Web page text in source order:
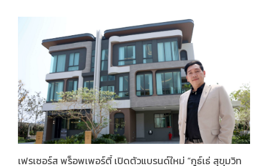
เฟรเซอร์ส พร็อพเพอร์ตี้ เปิดตัวแบรนด์ใหม่ “กูธ์เธ่ สุขุมวิท